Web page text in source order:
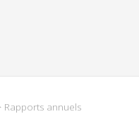
Rapports annuels